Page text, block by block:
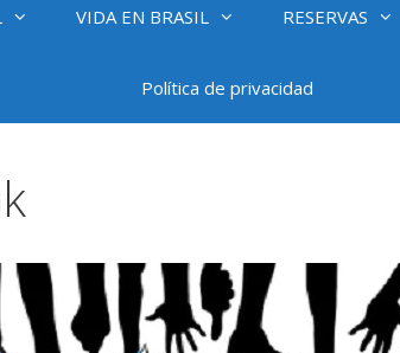
VIDA EN BRASIL RESERVAS
Política de privacidad